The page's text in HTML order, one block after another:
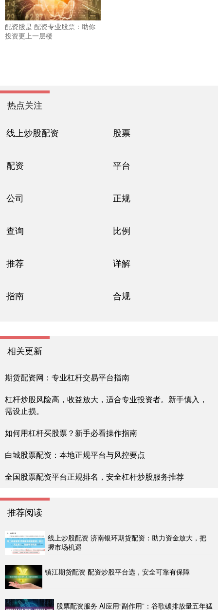
配资股是 配资专业股票：助你
投资更上一层楼
热点关注
线上炒股配资 股票
配资 平台
公司 正规
查询 比例
推荐 详解
指南 合规
相关更新
期货配资网：专业杠杆交易平台指南
杠杆炒股风险高，收益放大，适合专业投资者。新手慎入，
需设止损。
如何用杠杆买股票？新手必看操作指南
白城股票配资：本地正规平台与风控要点
全国股票配资平台正规排名，安全杠杆炒股服务推荐
推荐阅读
线上炒股配资 济南银环期货配资：助力资金放大，把
握市场机遇
镇江期货配资 配资炒股平台选，安全可靠有保障
股票配资服务 AI应用“副作用”：谷歌碳排放量五年猛